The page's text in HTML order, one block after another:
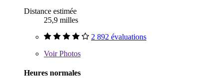
Distance estimée
25,9 milles
2 892 évaluations
VoirPhotos
Heures normales